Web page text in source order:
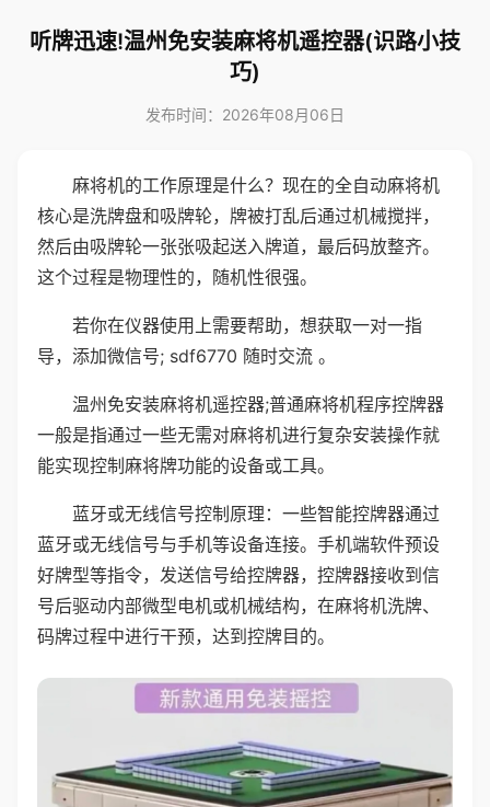
听牌迅速!温州免安装麻将机遥控器(识路小技
巧)
发布时间：2026年08月06日
麻将机的工作原理是什么？现在的全自动麻将机
核心是洗牌盘和吸牌轮，牌被打乱后通过机械搅拌，
然后由吸牌轮一张张吸起送入牌道，最后码放整齐。
这个过程是物理性的，随机性很强。
若你在仪器使用上需要帮助，想获取一对一指
导，添加微信号; sdf6770 随时交流 。
温州免安装麻将机遥控器;普通麻将机程序控牌器
一般是指通过一些无需对麻将机进行复杂安装操作就
能实现控制麻将牌功能的设备或工具。
蓝牙或无线信号控制原理：一些智能控牌器通过
蓝牙或无线信号与手机等设备连接。手机端软件预设
好牌型等指令，发送信号给控牌器，控牌器接收到信
号后驱动内部微型电机或机械结构，在麻将机洗牌、
码牌过程中进行干预，达到控牌目的。